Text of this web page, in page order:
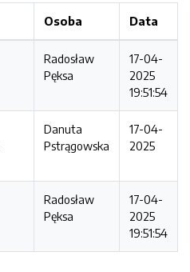
Osoba Data
Radosław
Pęksa
17-04-
2025
19:51:54
Danuta
Pstrągowska
17-04-
2025
Radosław
Pęksa
17-04-
2025
19:51:54